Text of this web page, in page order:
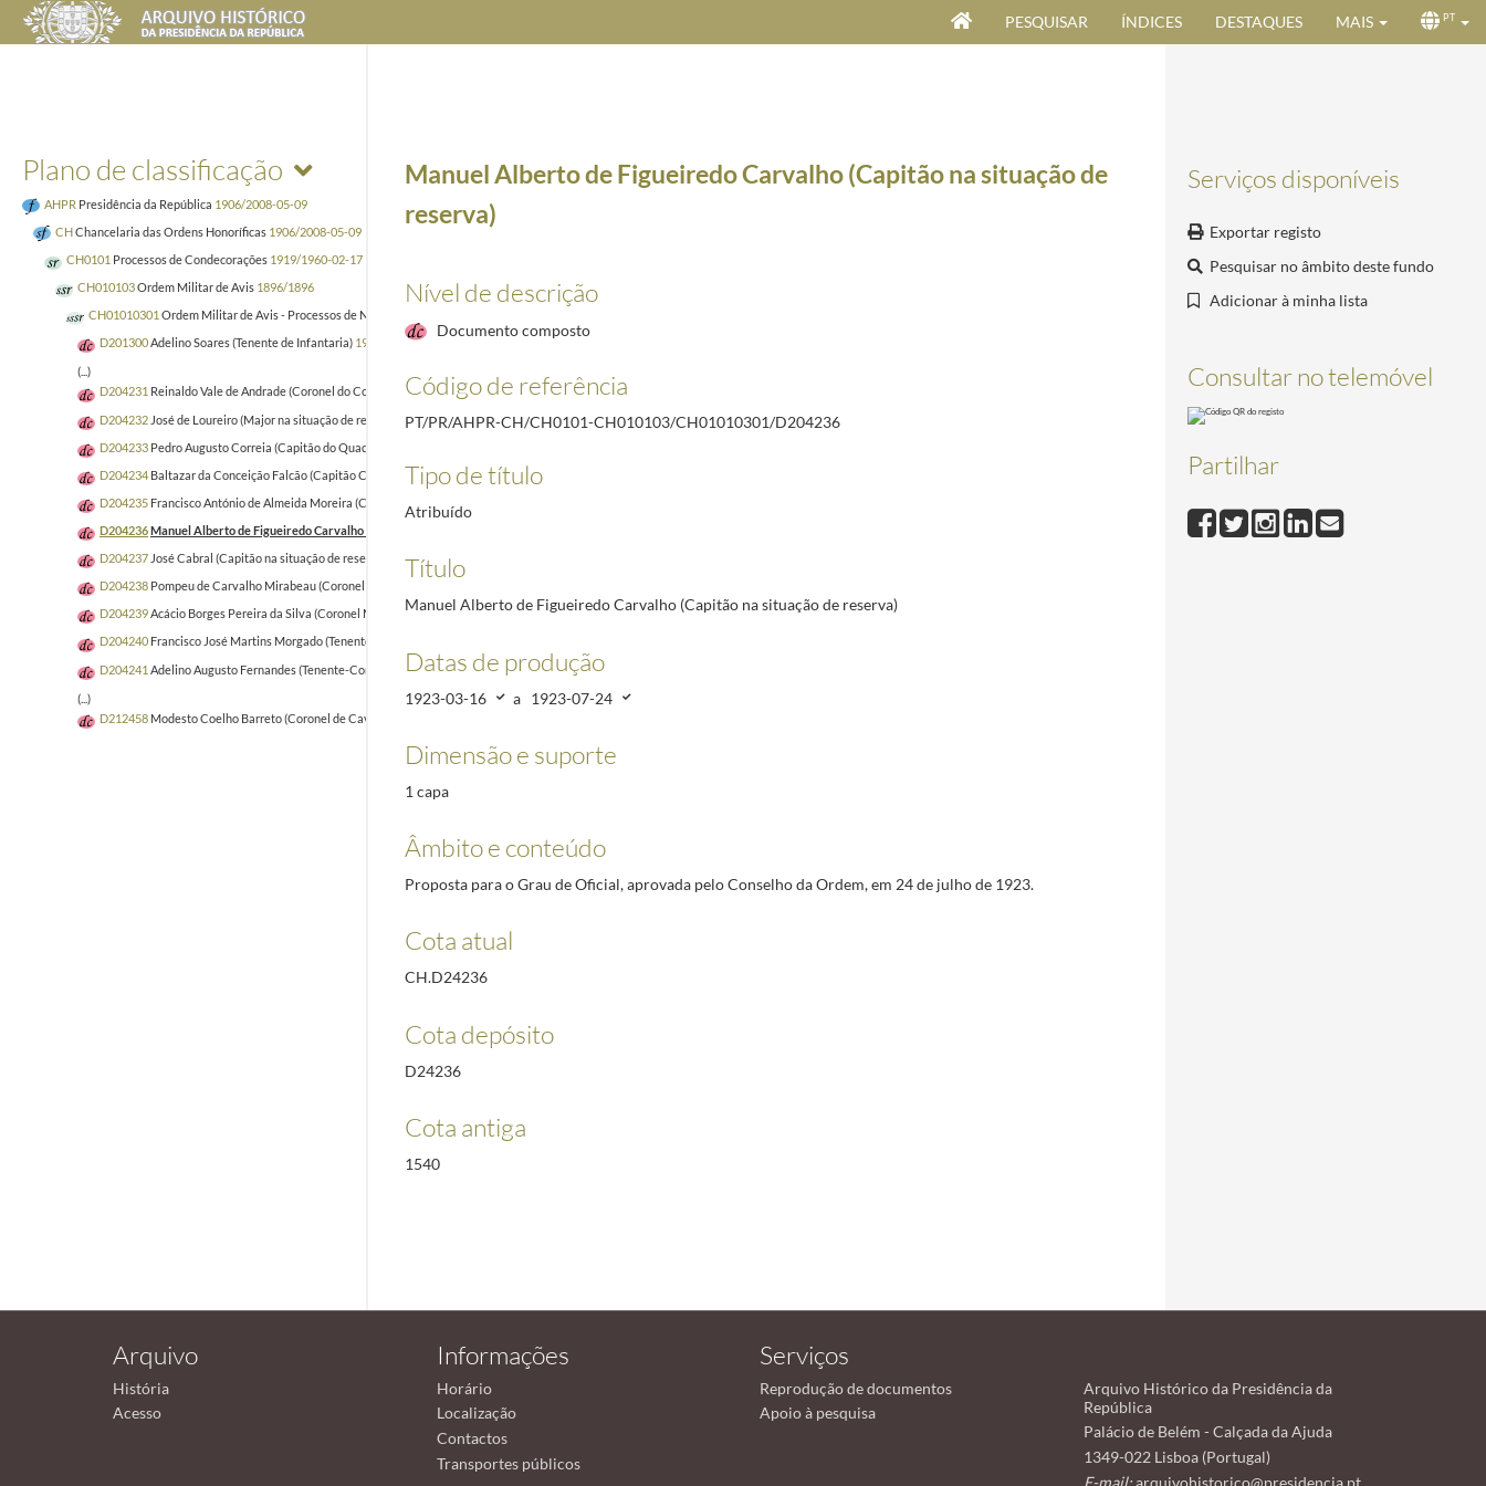
PESQUISAR ÍNDICES DESTAQUES MAIS PT
Plano de classificação
AHPR Presidência da República 1906/2008-05-09
CHChancelaria das Ordens Honoríficas 1906/2008-05-09
CH0101 Processos de Condecorações 1919/1960-02-17
CH010103Ordem Militar de Avis 1896/1896
CH01010301 Ordem Militar de Avis - Processos de Nacionais
D201300Adelino Soares (Tenente de Infantaria) 1935-03-20/1938-02-23
(...)
D204231 Reinaldo Vale de Andrade (Coronel do Corpo do Estado Maior)1923-03-30/1944-02-03
D204232 José de Loureiro (Major na situação de reserva)
1923-02-10/1940-09-12
D204233 Pedro Augusto Correia (Capitão do Quadro Especial da Guarda Fiscal)
D204234 Baltazar da Conceição Falcão (Capitão Chefe de Música) 1923-03-17/1923-07-24
D204235 Francisco António de Almeida Moreira (Capitão na situação de reserva)
D204236Manuel Alberto de Figueiredo Carvalho (Capitão na situação de reserva)
D204237 José Cabral (Capitão na situação de reserva)
1923-03-27/1923-07-24
D204238 Pompeu de Carvalho Mirabeau (Coronel Médico)
D204239Acácio Borges Pereira da Silva (Coronel Médico no Quadro da Reserva) 1923-06-09/1923-07-24
D204240 Francisco José Martins Morgado (Tenente-Coronel Médico)
D204241 Adelino Augusto Fernandes (Tenente-Coronel Médico) 1923-03-23/1923-07-24
(...)
D212458 Modesto Coelho Barreto (Coronel de Cavalaria)
Serviços disponíveis
Exportar registo
Pesquisar no âmbito deste fundo
Adicionar à minha lista
Consultar no telemóvel
Partilhar
Manuel Alberto de Figueiredo Carvalho (Capitão na situação de
reserva)
Nível de descrição
Documento composto
Código de referência
PT/PR/AHPR-CH/CH0101-CH010103/CH01010301/D204236
Tipo de título
Atribuído
Título
Manuel Alberto de Figueiredo Carvalho (Capitão na situação de reserva)
Datas de produção
1923-03-16 a 1923-07-24
Dimensão e suporte
1 capa
Âmbito e conteúdo
Proposta para o Grau de Oficial, aprovada pelo Conselho da Ordem, em 24 de julho de 1923.
Cota atual
CH.D24236
Cota depósito
D24236
Cota antiga
1540
Arquivo
História
Acesso
Informações
Horário
Localização
Contactos
Transportes públicos
Serviços
Reprodução de documentos
Apoio à pesquisa
Arquivo Histórico da Presidência da
República
Palácio de Belém - Calçada da Ajuda
1349-022 Lisboa (Portugal)
E-mail: arquivohistorico@presidencia.pt